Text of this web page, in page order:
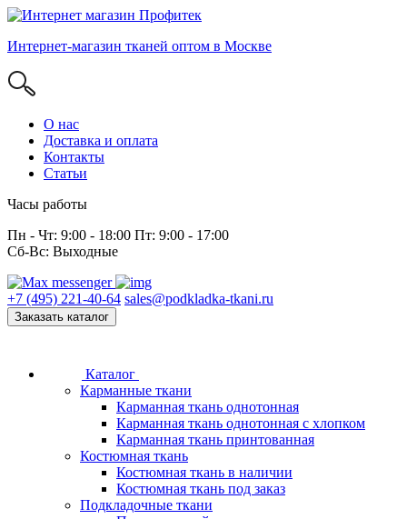
Интернет-магазин тканей оптом в Москве
О нас
Доставка и оплата
Контакты
Статьи
Часы работы
Пн - Чт: 9:00 - 18:00 Пт: 9:00 - 17:00
Сб-Вс: Выходные
+7 (495) 221-40-64 sales@podkladka-tkani.ru
Заказать каталог
Каталог
Карманные ткани
Карманная ткань однотонная
Карманная ткань однотонная с хлопком
Карманная ткань принтованная
Костюмная ткань
Костюмная ткань в наличии
Костюмная ткань под заказ
Подкладочные ткани